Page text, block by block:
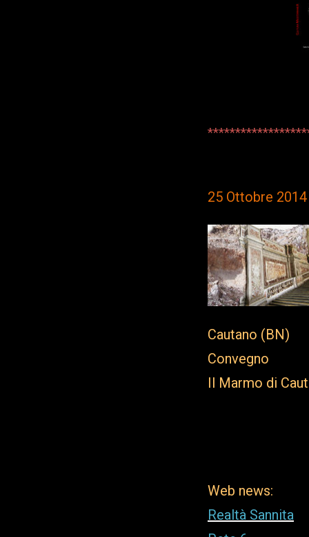
25 Ottobre 2014
Cautano (BN)
Convegno
Il Marmo di
Web news:
Realtà Sannita